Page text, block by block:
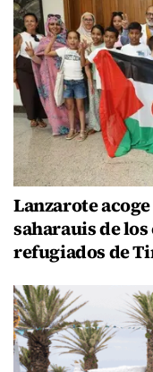
Lanzarote
saharauis de
refugiados de